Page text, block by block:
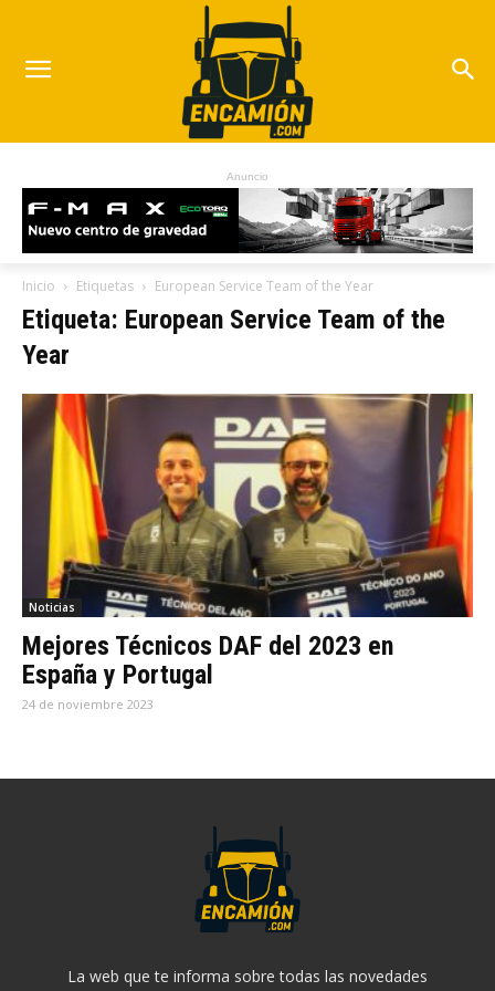
Anuncio
Inicio Etiquetas European Service Team of the Year
Etiqueta: European Service Team of the
Year
Noticias
Mejores Técnicos DAF del 2023 en
España y Portugal
24 de noviembre 2023
La web que te informa sobre todas las novedades